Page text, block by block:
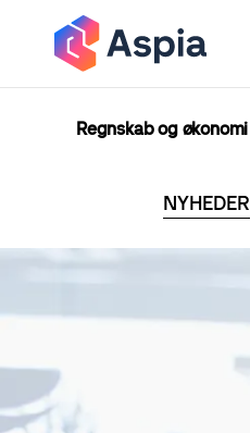
hovedindhold
Regnskab og økonomi
NYHEDER